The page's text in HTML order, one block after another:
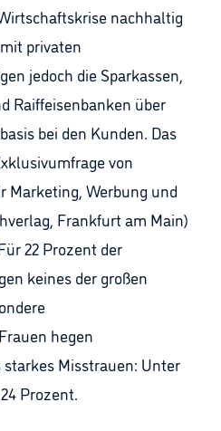
nachhaltig
privaten
jedoch die Sparkassen,
Raiffeisenbanken über
bei den Kunden. Das
von
Marketing, Werbung und
Frankfurt am Main)
22 Prozent der
keines der großen
hegen
Misstrauen: Unter
Prozent.